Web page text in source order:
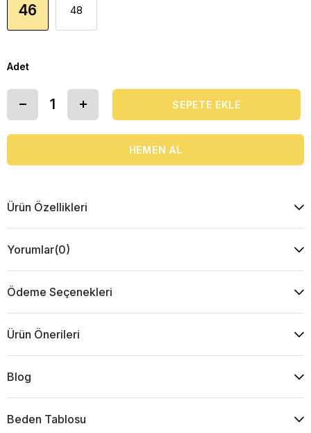
46 48
Adet
Ürün Özellikleri
Yorumlar(0)
Ödeme Seçenekleri
Ürün Önerileri
Blog
Beden Tablosu